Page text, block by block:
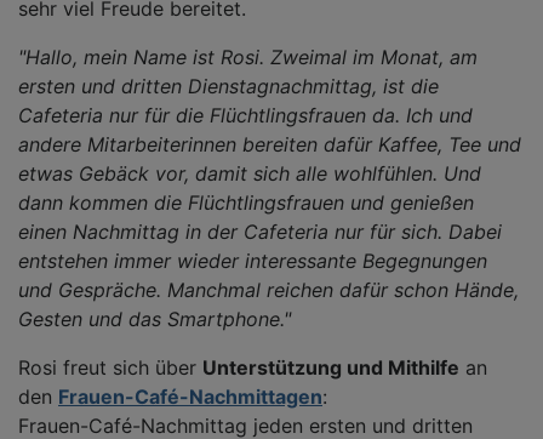
sehr viel Freude bereitet.
"Hallo, mein Name ist Rosi. Zweimal im Monat, am
ersten und dritten Dienstagnachmittag, ist die
Cafeteria nur für die Flüchtlingsfrauen da. Ich und
andere Mitarbeiterinnen bereiten dafür Kaffee, Tee und
etwas Gebäck vor, damit sich alle wohlfühlen. Und
dann kommen die Flüchtlingsfrauen und genießen
einen Nachmittag in der Cafeteria nur für sich. Dabei
entstehen immer wieder interessante Begegnungen
und Gespräche. Manchmal reichen dafür schon Hände,
Gesten und das Smartphone."
Rosi freut sich über Unterstützung und Mithilfe an
den Frauen-Café-Nachmittagen:
Frauen-Café-Nachmittag jeden ersten und dritten